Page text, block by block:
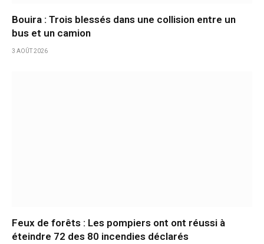
Bouira : Trois blessés dans une collision entre un
bus et un camion
3 AOÛT 2026
Feux de forêts : Les pompiers ont ont réussi à
éteindre 72 des 80 incendies déclarés